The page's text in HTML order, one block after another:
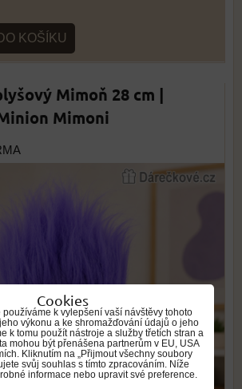
KOŠÍKU
Mimoň 28 cm |
Mimoni
Cookies
používáme k vylepšení vaší návštěvy tohoto
výkonu a ke shromažďování údajů o jeho
k tomu použít nástroje a služby třetích stran a
mohou být přenášena partnerům v EU, USA
Kliknutím na „Přijmout všechny soubory
svůj souhlas s tímto zpracováním. Níže
informace nebo upravit své preference.